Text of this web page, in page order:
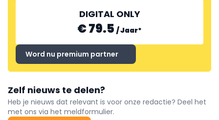
DIGITAL ONLY
€ 79.5 /Jaar*
Word nu premium partner
Zelf nieuws te delen?
Heb je nieuws dat relevant is voor onze redactie? Deel het
met ons via het meldformulier.